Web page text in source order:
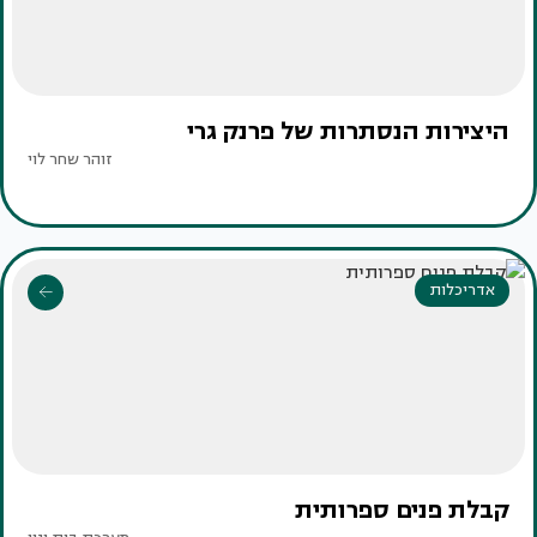
היצירות הנסתרות של פרנק גרי
זוהר שחר לוי
אדריכלות
קבלת פנים ספרותית